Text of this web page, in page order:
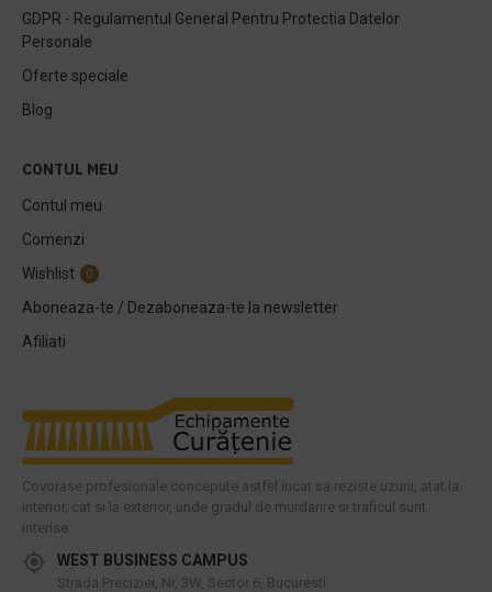
GDPR - Regulamentul General Pentru Protectia Datelor
Personale
Oferte speciale
Blog
CONTUL MEU
Contul meu
Comenzi
Wishlist
0
Aboneaza-te / Dezaboneaza-te la newsletter
Afiliati
Covorase profesionale concepute astfel incat sa reziste uzurii, atat la
interior, cat si la exterior, unde gradul de murdarire si traficul sunt
intense.
WEST BUSINESS CAMPUS
Strada Preciziei, Nr, 3W, Sector 6, Bucuresti